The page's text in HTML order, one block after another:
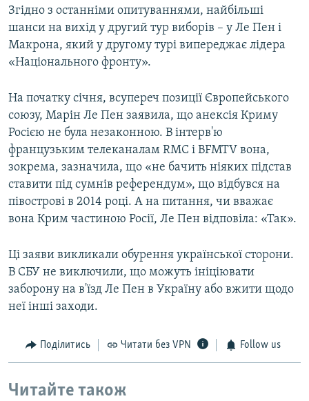
Згідно з останніми опитуваннями, найбільші
шанси на вихід у другий тур виборів – у Ле Пен і
Макрона, який у другому турі випереджає лідера
«Національного фронту».
На початку січня, всупереч позиції Європейського
союзу, Марін Ле Пен заявила, що анексія Криму
Росією не була незаконною. В інтерв'ю
французьким телеканалам RMC і BFMTV вона,
зокрема, зазначила, що «не бачить ніяких підстав
ставити під сумнів референдум», що відбувся на
півострові в 2014 році. А на питання, чи вважає
вона Крим частиною Росії, Ле Пен відповіла: «Так».
Ці заяви викликали обурення української сторони.
В СБУ не виключили, що можуть ініціювати
заборону на в'їзд Ле Пен в Україну або вжити щодо
неї інші заходи.
Поділитись Читати без VPN Follow us
Читайте також